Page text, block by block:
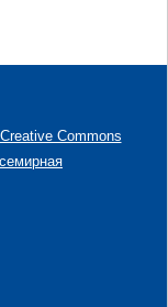
Commons